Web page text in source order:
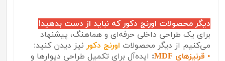
دیگر محصولات اورنج دکور که نباید از دست بدهید!
برای یک طراحی داخلی حرفه‌ای و هماهنگ، پیشنهاد
می‌کنیم از دیگر محصولات اورنج دکور نیز دیدن کنید:
• قرنیزهای MDF : ایده‌آل برای تکمیل طراحی دیوارها و